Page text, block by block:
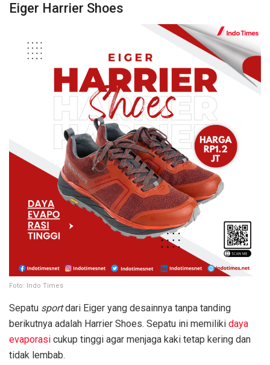
Eiger Harrier Shoes
Foto: Indo Times
Sepatu sportdari Eiger yang desainnya tanpa tanding
berikutnya adalah Harrier Shoes. Sepatu ini memiliki daya
evaporasi cukup tinggi agar menjaga kaki tetap kering dan
tidak lembab.